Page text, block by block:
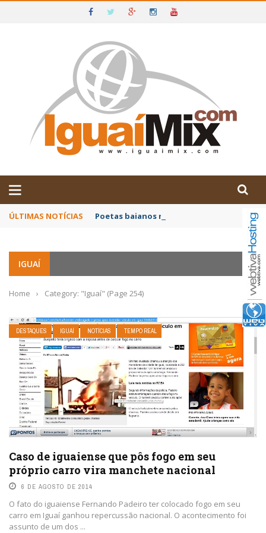
IGUAÍ E SUDOESTE DA BAHIA
ÚLTIMAS NOTÍCIAS Poetas baianos representam o Brasil no
IGUAÍ
Home › Category: "Iguaí" (Page 254)
DESTAQUES IGUAÍ NOTÍCIAS TEMPO REAL
Caso de iguaiense que pôs fogo em seu
próprio carro vira manchete nacional
6 DE AGOSTO DE 2014
O fato do iguaiense Fernando Padeiro ter colocado fogo em seu
carro em Iguaí ganhou repercussão nacional. O acontecimento foi
assunto de um dos ...